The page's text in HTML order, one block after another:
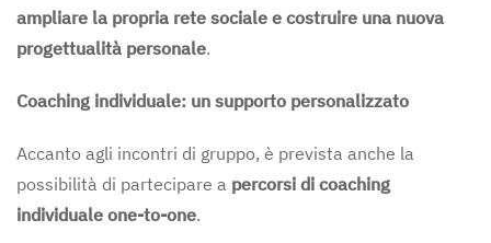
ampliare la propria rete sociale e costruire una nuova
progettualità personale.
Coaching individuale: un supporto personalizzato
Accanto agli incontri di gruppo, è prevista anche la
possibilità di partecipare a percorsi di coaching
individuale one-to-one.